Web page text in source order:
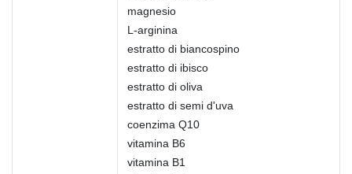
magnesio
L-arginina
estratto di biancospino
estratto di ibisco
estratto di oliva
estratto di semi d'uva
coenzima Q10
vitamina B6
vitamina B1